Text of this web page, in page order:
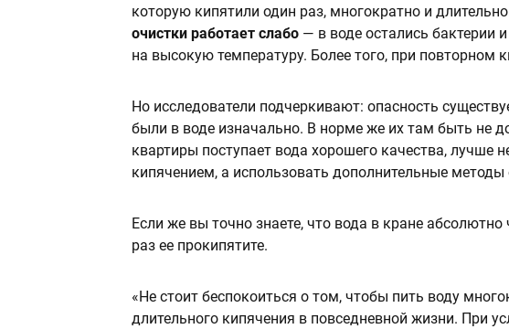
которую кипятили один раз, многократно и
очистки работает слабо — в воде остались бактерии
на высокую температуру. Более того, при повторном
Но исследователи подчеркивают: опасность
были в воде изначально. В норме же их там быть не
квартиры поступает вода хорошего качества, лучше
кипячением, а использовать дополнительные
Если же вы точно знаете, что вода в кране
раз ее прокипятите.
«Не стоит беспокоиться о том, чтобы пить воду
длительного кипячения в повседневной жизни. При